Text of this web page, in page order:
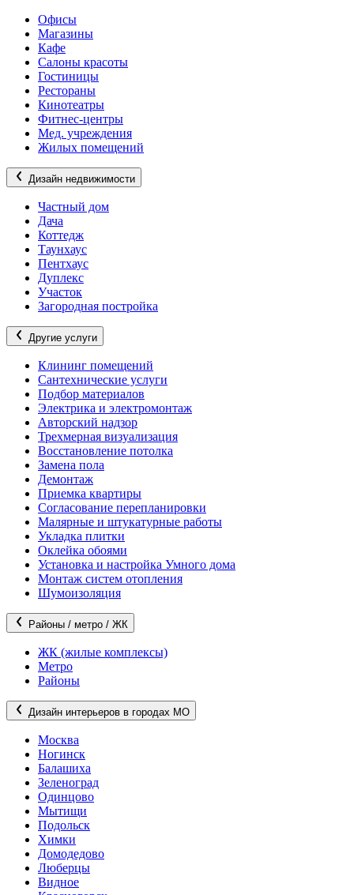
Офисы
Магазины
Кафе
Салоны красоты
Гостиницы
Рестораны
Кинотеатры
Фитнес-центры
Мед. учреждения
Жилых помещений
Дизайн недвижимости
Частный дом
Дача
Коттедж
Таунхаус
Пентхаус
Дуплекс
Участок
Загородная постройка
Другие услуги
Клининг помещений
Сантехнические услуги
Подбор материалов
Электрика и электромонтаж
Авторский надзор
Трехмерная визуализация
Восстановление потолка
Замена пола
Демонтаж
Приемка квартиры
Согласование перепланировки
Малярные и штукатурные работы
Укладка плитки
Оклейка обоями
Установка и настройка Умного дома
Монтаж систем отопления
Шумоизоляция
Районы / метро / ЖК
ЖК (жилые комплексы)
Метро
Районы
Дизайн интерьеров в городах МО
Москва
Ногинск
Балашиха
Зеленоград
Одинцово
Мытищи
Подольск
Химки
Домодедово
Люберцы
Видное